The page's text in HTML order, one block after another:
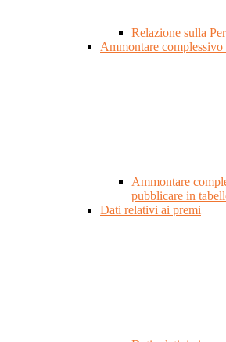
Relazione sulla
Ammontare complessivo
Ammontare
pubblicare in
Dati relativi ai premi